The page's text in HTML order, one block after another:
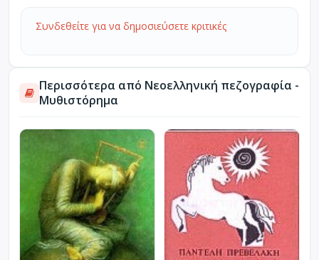
Συνδεθείτε για να δημοσιεύσετε κριτικές
Περισσότερα από Νεοελληνική πεζογραφία -
Μυθιστόρημα